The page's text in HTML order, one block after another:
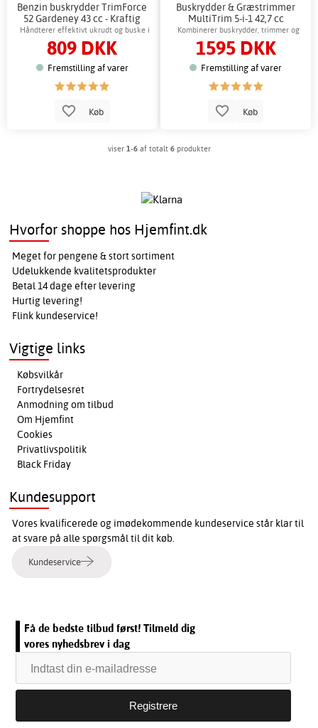
Benzin buskrydder TrimForce
52 Gardeney 43 cc - Kraftig
græstrimmer
Håndterer effektivt ukrudt og buske i
vanskeligt terræn
809 DKK
Fremstilling af varer
Køb
Buskrydder & Græstrimmer
MultiTrim 5-i-1 42,7 cc
Gardeney Benzin
Kombinerer buskrydder, trimmer og
hækkeklipper i ét værktøj
1595 DKK
Fremstilling af varer
Køb
viser 1-6af totalt 6produkter
Hvorfor shoppe hos Hjemfint.dk
Meget for pengene & stort sortiment
Udelukkende kvalitetsprodukter
Betal 14 dage efter levering
Hurtig levering!
Flink kundeservice!
Vigtige links
Købsvilkår
Fortrydelsesret
Anmodning om tilbud
Om Hjemfint
Cookies
Privatlivspolitik
Black Friday
Kundesupport
Vores kvalificerede og imødekommende kundeservice står klar til
at svare på alle spørgsmål til dit køb.
Kundeservice
Få de bedste tilbud først! Tilmeld dig
vores nyhedsbrev i dag